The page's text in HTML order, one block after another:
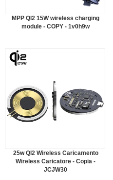
MPP QI2 15W wireless charging
module - COPY - 1v0h9w
25w QI2 Wireless Caricamento
Wireless Caricatore - Copia -
JCJW30